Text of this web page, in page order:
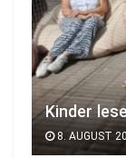
Kinder
8. AUGUST